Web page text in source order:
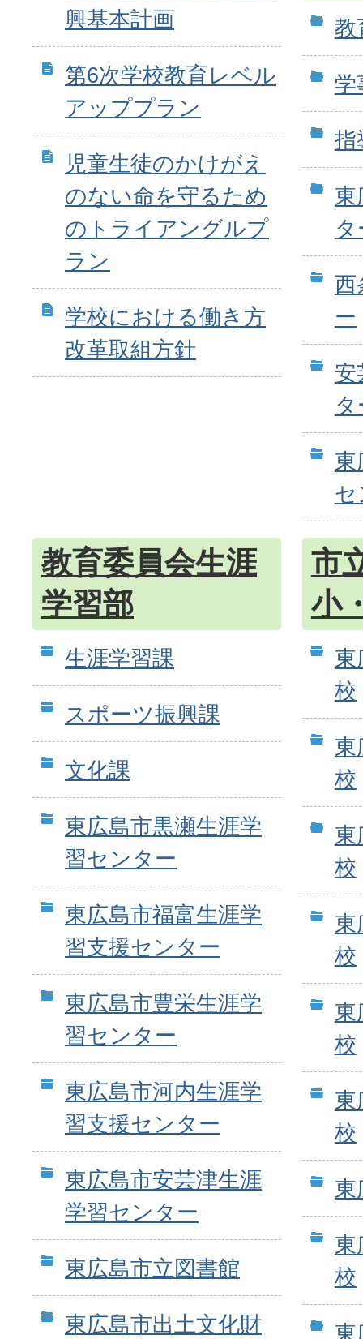
興基本計画
第6次学校教育レベル
アッププラン
児童生徒のかけがえ
のない命を守るため
のトライアングルプ
ラン
学校における働き方
改革取組方針
教
学
指
東
タ
西
ー
安
タ
東
セ
教育委員会生涯
学習部
生涯学習課
スポーツ振興課
文化課
東広島市黒瀬生涯学
習センター
東広島市福富生涯学
習支援センター
東広島市豊栄生涯学
習センター
東広島市河内生涯学
習支援センター
東広島市安芸津生涯
学習センター
東広島市立図書館
東広島市出土文化財
市
小
東
校
東
校
東
校
東
校
東
校
東
校
東
東
校
東